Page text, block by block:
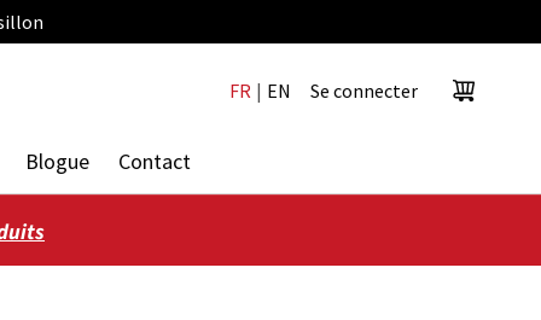
FR | EN Se connecter
Panier
Blogue Contact